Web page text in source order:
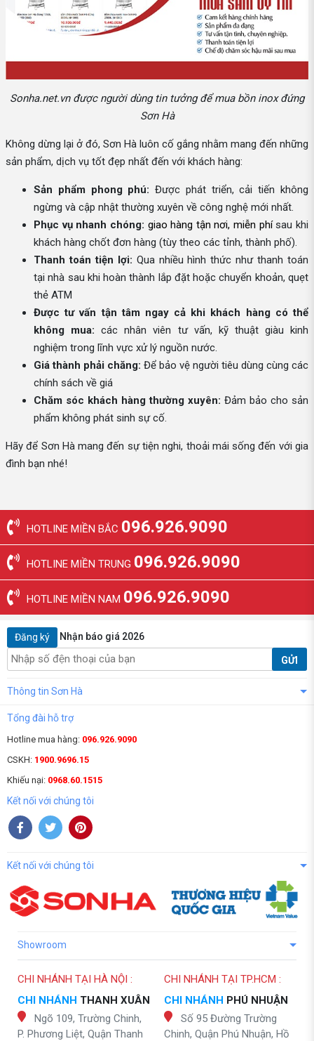
Sonha.net.vn được người dùng tin tưởng để mua bồn inox đứng
Sơn Hà
Không dừng lại ở đó, Sơn Hà luôn cố gắng nhằm mang đến những
sản phẩm, dịch vụ tốt đẹp nhất đến với khách hàng:
Sản phẩm phong phú:Được phát triển, cải tiến không
ngừng và cập nhật thường xuyên về công nghệ mới nhất.
Phục vụ nhanh chóng: giao hàng tận nơi, miễn phísau khi
khách hàng chốt đơn hàng (tùy theo các tỉnh, thành phố).
Thanh toán tiện lợi: Qua nhiều hình thức như thanh toán
tại nhà sau khi hoàn thành lắp đặt hoặc chuyển khoản, quẹt
thẻ ATM
Được tư vấn tận tâm ngay cả khi khách hàng có thể
không mua: các nhân viên tư vấn, kỹ thuật giàu kinh
nghiệm trong lĩnh vực xử lý nguồn nước.
Giá thành phải chăng: Để bảo vệ người tiêu dùng cùng các
chính sách về giá
Chăm sóc khách hàng thường xuyên: Đảm bảo cho sản
phẩm không phát sinh sự cố.
Hãy để Sơn Hà mang đến sự tiện nghi, thoải mái sống đến với gia
đình bạn nhé!
HOTLINE MIỀN BẮC 096.926.9090
HOTLINE MIỀN TRUNG 096.926.9090
HOTLINE MIỀN NAM 096.926.9090
Đăng ký Nhận báo giá 2026
GỬI
Thông tin Sơn Hà
Tổng đài hỗ trợ
Hotline mua hàng: 096.926.9090
CSKH: 1900.9696.15
Khiếu nại: 0968.60.1515
Kết nối với chúng tôi
Kết nối với chúng tôi
Showroom
CHI NHÁNH TẠI HÀ NỘI :
CHI NHÁNH THANH XUÂN
Ngõ 109, Trường Chinh,
P. Phương Liệt, Quận Thanh
CHI NHÁNH TẠI TP.HCM :
CHI NHÁNH PHÚ NHUẬN
Số 95 Đường Trường
Chinh, Quận Phú Nhuận, Hồ